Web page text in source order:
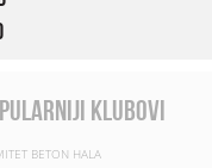
klubovi
BETON HALA